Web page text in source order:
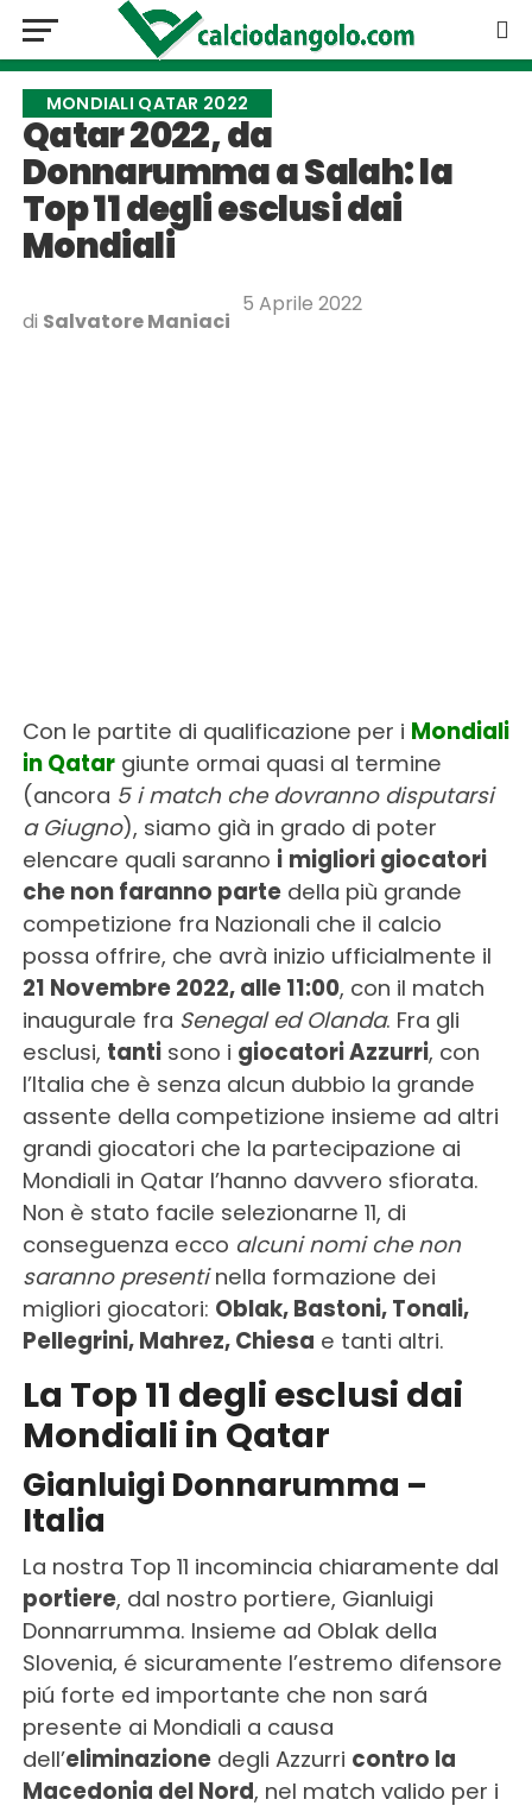
MONDIALI QATAR 2022
Qatar 2022, da
Donnarumma a Salah: la
Top 11 degli esclusi dai
Mondiali
di Salvatore Maniaci
5 Aprile 2022
Con le partite di qualificazione per i Mondiali
in Qatargiunte ormai quasi al termine
(ancora 5 i match che dovranno disputarsi
a Giugno), siamo già in grado di poter
elencare quali saranno i migliori giocatori
che non faranno partedella più grande
competizione fra Nazionali che il calcio
possa offrire, che avrà inizio ufficialmente il
21 Novembre 2022, alle 11:00, con il match
inaugurale fra Senegal ed Olanda. Fra gli
esclusi, tantisono i giocatori Azzurri, con
l’Italia che è senza alcun dubbio la grande
assente della competizione insieme ad altri
grandi giocatori che la partecipazione ai
Mondiali in Qatar l’hanno davvero sfiorata.
Non è stato facile selezionarne 11, di
conseguenza ecco alcuni nomi che non
saranno presentinella formazione dei
migliori giocatori: Oblak, Bastoni, Tonali,
Pellegrini, Mahrez, Chiesa e tanti altri.
La Top 11 degli esclusi dai
Mondiali in Qatar
Gianluigi Donnarumma –
Italia
La nostra Top 11 incomincia chiaramente dal
portiere, dal nostro portiere, Gianluigi
Donnarrumma. Insieme ad Oblak della
Slovenia, é sicuramente l’estremo difensore
piú forte ed importante che non sará
presente ai Mondiali a causa
dell’eliminazionedegli Azzurri contro la
Macedonia del Nord, nel match valido per i